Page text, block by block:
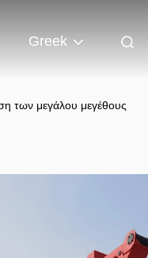
Greek
των μεγάλου μεγέθους